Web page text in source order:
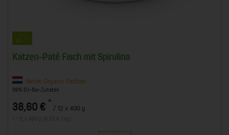
Katzen-Paté Fisch mit Spirulina
Yarrah Organic Petfood
96% EU-Bio-Zutaten
38,60 € * / 12 x 400 g